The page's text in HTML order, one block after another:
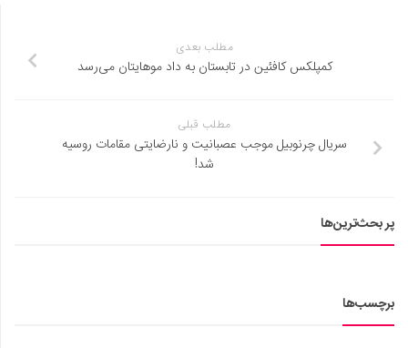
مطلب بعدی
کمپلکس کافئین در تابستان به داد موهایتان می‌رسد
مطلب قبلی
سریال چرنوبیل موجب عصبانیت و نارضایتی مقامات روسیه
شد!
پر بحث‌ترین‌ها
برچسب‌ها